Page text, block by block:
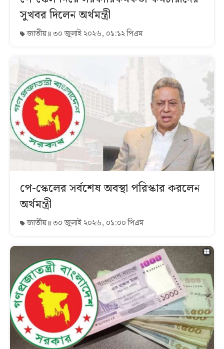
সুখবর দিলেন অর্থমন্ত্রী
জাতীয় ৩০ জুলাই ২০২৬, ০১:১২ পিএম
পে-স্কেলের সর্বশেষ অবস্থা পরিস্কার করলেন
অর্থমন্ত্রী
জাতীয় ৩০ জুলাই ২০২৬, ০১:০০ পিএম